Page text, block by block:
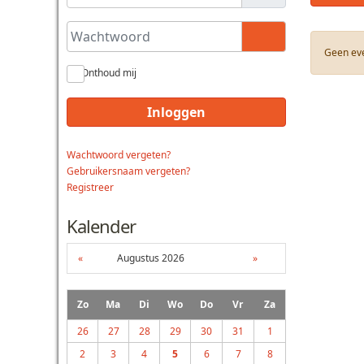
Wachtwoord
Toon
Onthoud mij
Inloggen
Wachtwoord vergeten?
Gebruikersnaam vergeten?
Registreer
Kalender
« Augustus 2026 »
Zo Ma Di Wo Do Vr
Za
26
27 28 29 30 31
1
2
3 4 5 6 7 8
Geen